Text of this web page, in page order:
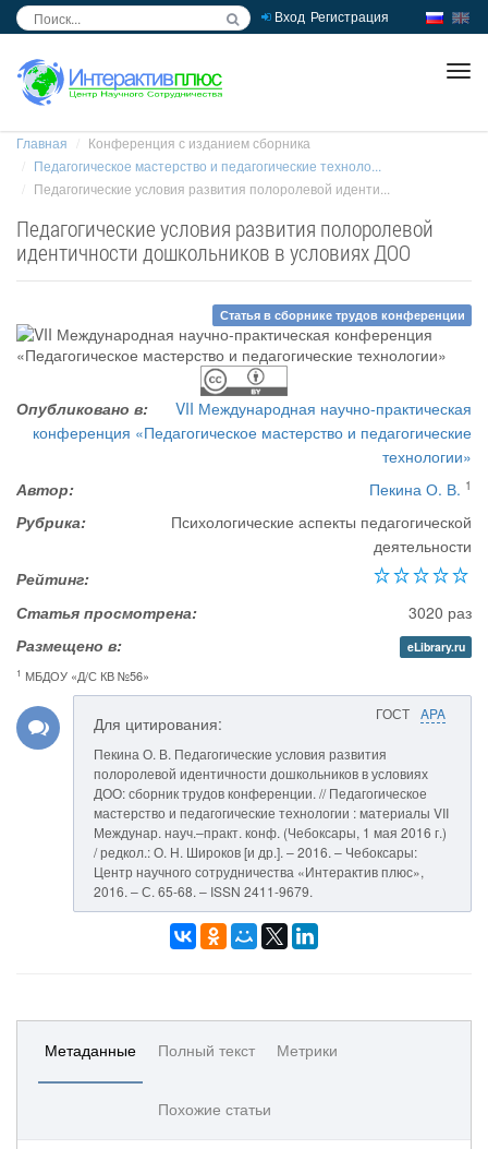
Вход Регистрация
Главная
Конференция с изданием сборника
Педагогическое мастерство и педагогические техноло...
Педагогические условия развития полоролевой иденти...
Педагогические условия развития полоролевой
идентичности дошкольников в условиях ДОО
Статья в сборнике трудов конференции
Опубликовано в:
VII Международная научно-практическая
конференция «Педагогическое мастерство и педагогические
технологии»
Автор:
Пекина О. В. 1
Рубрика:
Психологические аспекты педагогической
деятельности
Рейтинг:
Статья просмотрена:
3020 раз
Размещено в:
eLibrary.ru
1 МБДОУ «Д/С КВ №56»
ГОСТ APA
Для цитирования:
Пекина О. В. Педагогические условия развития
полоролевой идентичности дошкольников в условиях
ДОО: сборник трудов конференции. // Педагогическое
мастерство и педагогические технологии : материалы VII
Междунар. науч.–практ. конф. (Чебоксары, 1 мая 2016 г.)
/ редкол.: О. Н. Широков [и др.]. – 2016. – Чебоксары:
Центр научного сотрудничества «Интерактив плюс»,
2016. – С. 65-68. – ISSN 2411-9679.
Метаданные Полный текст Метрики
Похожие статьи